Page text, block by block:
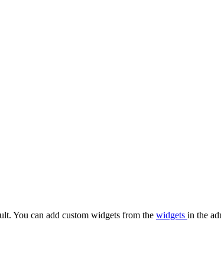
You can add custom widgets from the widgets in the